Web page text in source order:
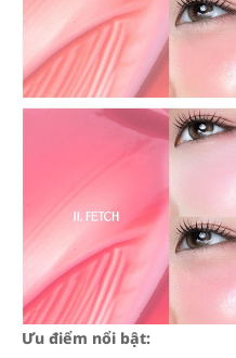
Ưu điểm nổi bật: